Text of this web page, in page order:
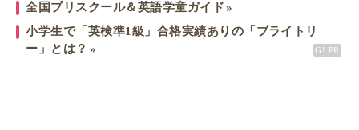
全国プリスクール＆英語学童ガイド
小学生で「英検準1級」合格実績ありの「ブライトリ
ー」とは？